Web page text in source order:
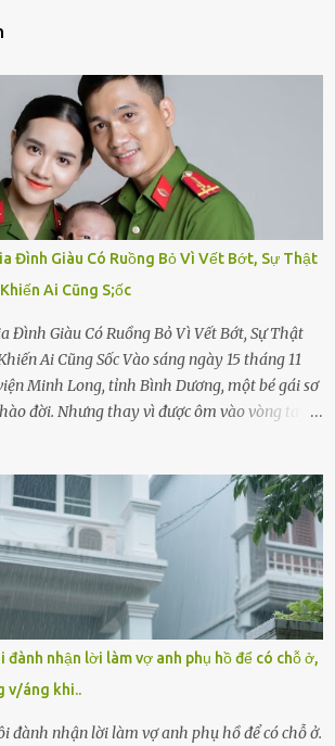
Đình Giàu Có Ruồng Bỏ Vì Vết Bớt, Sự Thật
Ai Cũng S;ốc
Đình Giàu Có Ruồng Bỏ Vì Vết Bớt, Sự Thật
Ai Cũng Sốc Vào sáng ngày 15 tháng 11
Minh Long, tỉnh Bình Dương, một bé gái sơ
đời. Nhưng thay vì được ôm vào vòng tay
ông Trần Quốc Tùng xem như điềm gở. Ông
quyền lực có tiếng ở Bình Dương, cùng vợ là
ra quyết định nhẫn tâm: bỏ lại đứa trẻ. Họ
năng nuôi dưỡng” và ký vào giấy từ chối
bệnh viện xử lý bé như một trường hợp bị
gái ruột của họ – Trần Lệ Mi – vẫn đang
toàn không hay biết chuyện gì xảy ra.
Mai, một nữ cảnh sát công tác tại địa phương,
phút bé bị đưa đi trong lặng lẽ. Nét mặt đỏ
quắp, ...
đành nhận lời làm vợ anh phụ hồ để có chỗ ở,
v/áng khi..
đành nhận lời làm vợ anh phụ hồ để có chỗ ở.